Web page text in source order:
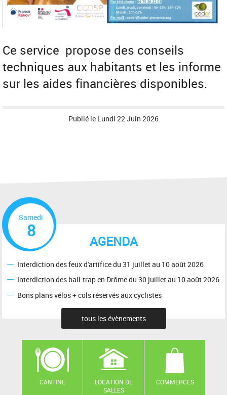
Ce service propose des conseils
techniques aux habitants et les informe
sur les aides financières disponibles.
Publié le Lundi 22 Juin 2026
AGENDA
Samedi
8
Interdiction des feux d'artifice du 31 juillet au 10 août 2026
Interdiction des ball-trap en Drôme du 30 juillet au 10 août 2026
Bons plans vélos + cols réservés aux cyclistes
tous les évènements
CANTINE
LOCATION DE
SALLES
COMMERCES